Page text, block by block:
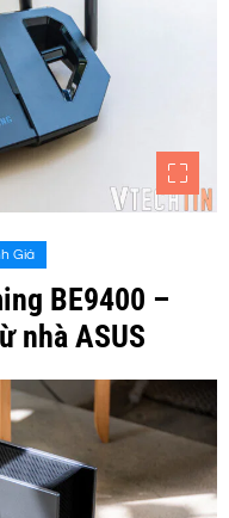
Giá
BE9400 –
nhà ASUS